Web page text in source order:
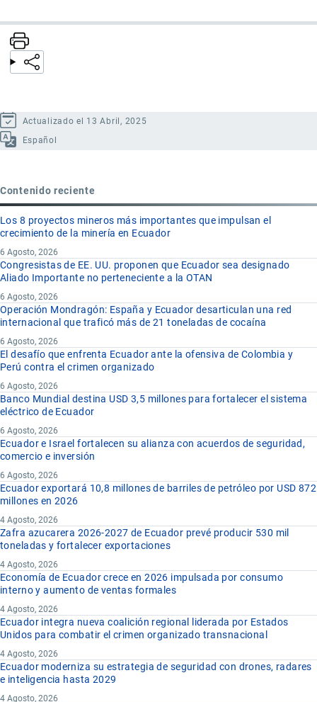
Actualizado el 13 Abril, 2025
Español
Contenido reciente
Los 8 proyectos mineros más importantes que impulsan el
crecimiento de la minería en Ecuador
6 Agosto, 2026
Congresistas de EE. UU. proponen que Ecuador sea designado
Aliado Importante no perteneciente a la OTAN
6 Agosto, 2026
Operación Mondragón: España y Ecuador desarticulan una red
internacional que traficó más de 21 toneladas de cocaína
6 Agosto, 2026
El desafío que enfrenta Ecuador ante la ofensiva de Colombia y
Perú contra el crimen organizado
6 Agosto, 2026
Banco Mundial destina USD 3,5 millones para fortalecer el sistema
eléctrico de Ecuador
6 Agosto, 2026
Ecuador e Israel fortalecen su alianza con acuerdos de seguridad,
comercio e inversión
6 Agosto, 2026
Ecuador exportará 10,8 millones de barriles de petróleo por USD 872
millones en 2026
4 Agosto, 2026
Zafra azucarera 2026-2027 de Ecuador prevé producir 530 mil
toneladas y fortalecer exportaciones
4 Agosto, 2026
Economía de Ecuador crece en 2026 impulsada por consumo
interno y aumento de ventas formales
4 Agosto, 2026
Ecuador integra nueva coalición regional liderada por Estados
Unidos para combatir el crimen organizado transnacional
4 Agosto, 2026
Ecuador moderniza su estrategia de seguridad con drones, radares
e inteligencia hasta 2029
4 Agosto, 2026